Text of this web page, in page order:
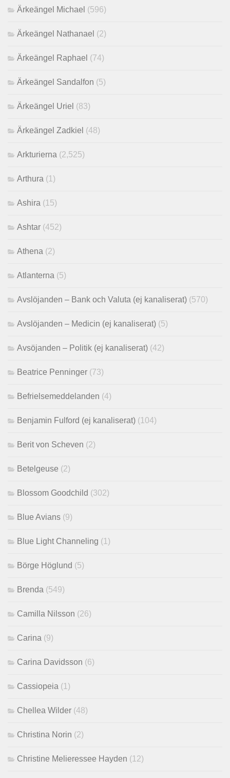
Ärkeängel Michael (596)
Ärkeängel Nathanael (2)
Ärkeängel Raphael (74)
Ärkeängel Sandalfon (5)
Ärkeängel Uriel (83)
Ärkeängel Zadkiel (48)
Arkturierna (2,525)
Arthura (1)
Ashira (15)
Ashtar (452)
Athena (2)
Atlanterna (5)
Avslöjanden – Bank och Valuta (ej kanaliserat) (570)
Avslöjanden – Medicin (ej kanaliserat) (5)
Avsöjanden – Politik (ej kanaliserat) (42)
Beatrice Penninger (73)
Befrielsemeddelanden (4)
Benjamin Fulford (ej kanaliserat) (104)
Berit von Scheven (2)
Betelgeuse (2)
Blossom Goodchild (302)
Blue Avians (9)
Blue Light Channeling (1)
Börge Höglund (5)
Brenda (549)
Camilla Nilsson (26)
Carina (9)
Carina Davidsson (6)
Cassiopeia (1)
Chellea Wilder (48)
Christina Norin (2)
Christine Melieressee Hayden (12)